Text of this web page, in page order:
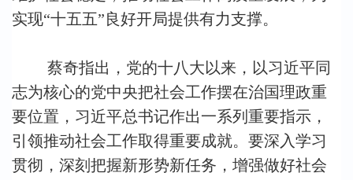
实现“十五五”良好开局提供有力支撑。
蔡奇指出，党的十八大以来，以习近平同
志为核心的党中央把社会工作摆在治国理政重
要位置，习近平总书记作出一系列重要指示，
引领推动社会工作取得重要成就。要深入学习
贯彻，深刻把握新形势新任务，增强做好社会